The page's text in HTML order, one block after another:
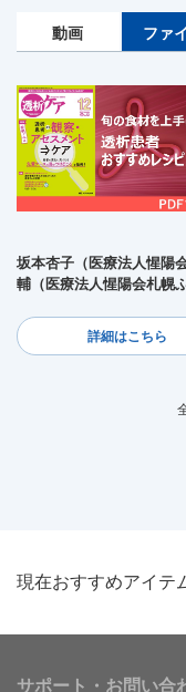
動画 ファ
坂本杏子（医療法人惺陽
輔（医療法人惺陽会札幌
詳細はこちら
現在おすすめアイテ
サポート・お問い合